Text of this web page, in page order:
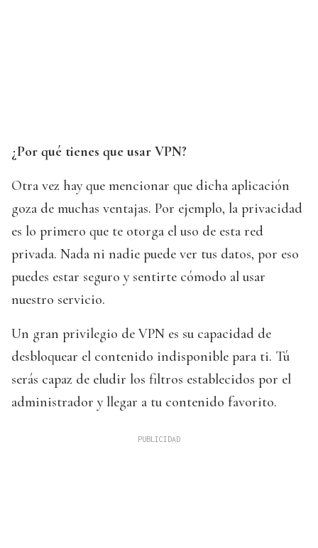
¿Por qué tienes que usar VPN?
Otra vez hay que mencionar que dicha aplicación
goza de muchas ventajas. Por ejemplo, la privacidad
es lo primero que te otorga el uso de esta red
privada. Nada ni nadie puede ver tus datos, por eso
puedes estar seguro y sentirte cómodo al usar
nuestro servicio.
Un gran privilegio de VPN es su capacidad de
desbloquear el contenido indisponible para ti. Tú
serás capaz de eludir los filtros establecidos por el
administrador y llegar a tu contenido favorito.